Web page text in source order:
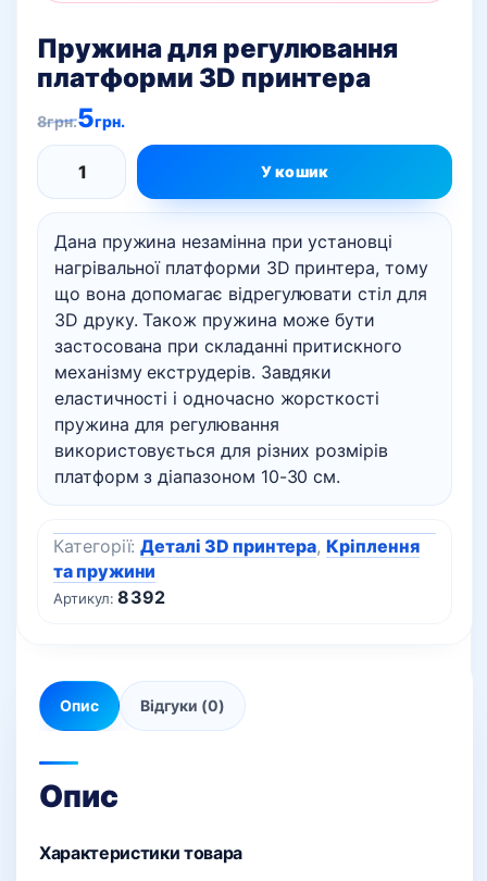
Пружина для регулювання
платформи 3D принтера
8грн.
Оригінальна
ціна:
8грн..
5грн.
Поточна
ціна:
5грн..
Дана пружина незамінна при установці
нагрівальної платформи 3D принтера, тому
що вона допомагає відрегулювати стіл для
3D друку. Також пружина може бути
застосована при складанні притискного
механізму екструдерів. Завдяки
еластичності і одночасно жорсткості
пружина для регулювання
використовується для різних розмірів
платформ з діапазоном 10-30 см.
Пружина
для
регулювання
платформи
3D
принтера
кількість
У кошик
Артикул:8392
Категорії:Деталі 3D принтера,Кріплення
та пружини
Опис Відгуки (0)
Опис
Характеристики товара